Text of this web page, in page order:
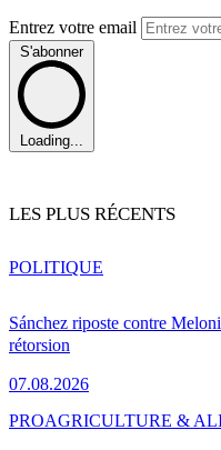
Entrez votre email
S'abonner
Loading...
LES PLUS RÉCENTS
Sánchez riposte contre
rétorsion
07.08.2026
POLITIQUE
PROAGRICULTURE &